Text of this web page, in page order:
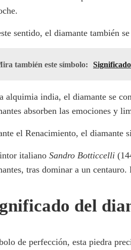
sentido, el diamante también
también este símbolo:
alquimia india, el diamante se
absorben las emociones y
el Renacimiento, el diamante
italianoSandro Botticcelli
tras dominar a un
del
de perfección, esta piedra